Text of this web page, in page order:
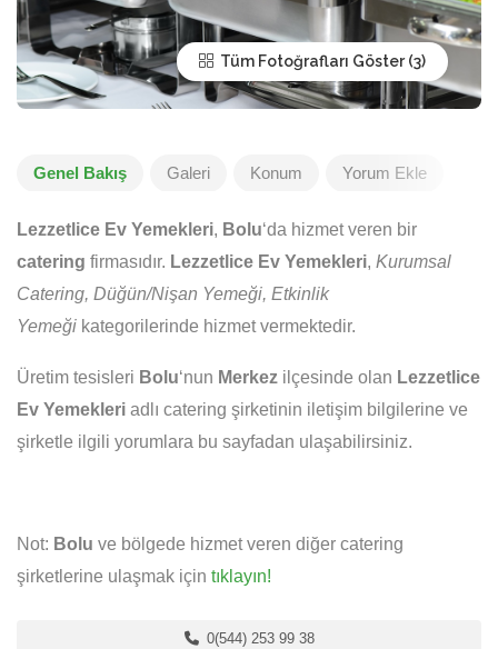
Tüm Fotoğrafları Göster
Genel Bakış Galeri Konum Yorum Ekle
Lezzetlice Ev Yemekleri, Bolu‘da hizmet veren bir
catering firmasıdır. Lezzetlice Ev Yemekleri, Kurumsal
Catering, Düğün/Nişan Yemeği, Etkinlik
Yemeği kategorilerinde hizmet vermektedir.
Üretim tesisleri Bolu‘nun Merkez ilçesinde olan Lezzetlice
Ev Yemekleri adlı catering şirketinin iletişim bilgilerine ve
şirketle ilgili yorumlara bu sayfadan ulaşabilirsiniz.
Not: Bolu ve bölgede hizmet veren diğer catering
şirketlerine ulaşmak için tıklayın!
0(544) 253 99 38